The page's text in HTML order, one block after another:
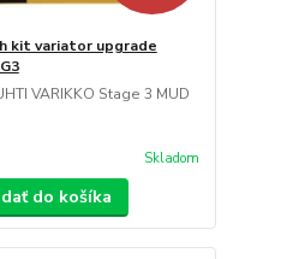
kit variator upgrade
VARIKKO Stage 3 MUD
Skladom
do košíka